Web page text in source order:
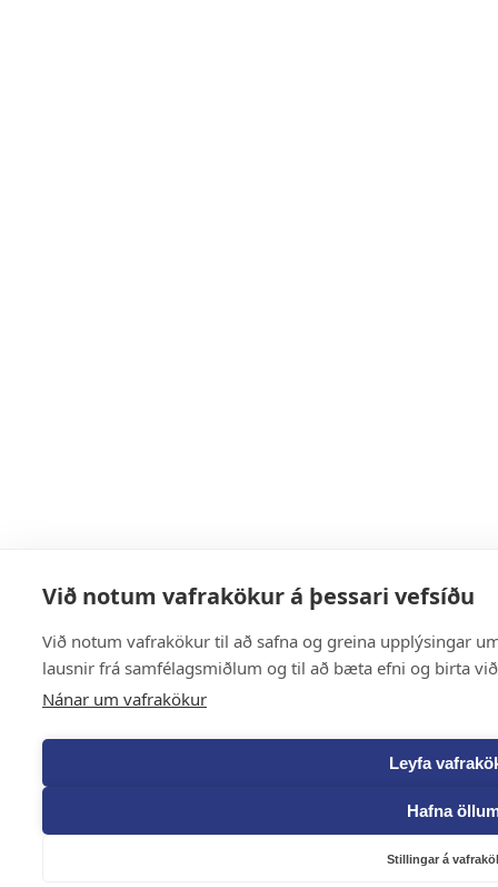
Við notum vafrakökur á þessari vefsíðu
Við notum vafrakökur til að safna og greina upplýsingar
lausnir frá samfélagsmiðlum og til að bæta efni og birta
Nánar um vafrakökur
Leyfa
Hafna
Stillingar á